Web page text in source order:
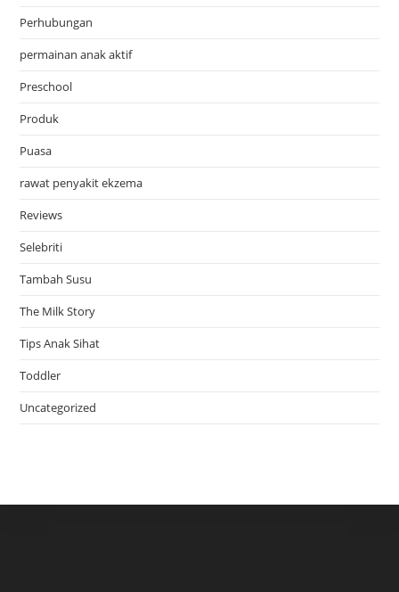
Perhubungan
permainan anak aktif
Preschool
Produk
Puasa
rawat penyakit ekzema
Reviews
Selebriti
Tambah Susu
The Milk Story
Tips Anak Sihat
Toddler
Uncategorized